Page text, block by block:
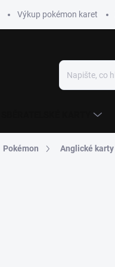
Výkup pokémon karet
Pokémon Anglické karty